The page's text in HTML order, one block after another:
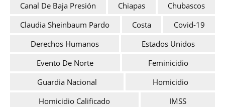
Canal De Baja Presión
Chiapas
Chubascos
Claudia Sheinbaum Pardo
Costa
Covid-19
Derechos Humanos
Estados Unidos
Evento De Norte
Feminicidio
Guardia Nacional
Homicidio
Homicidio Calificado
IMSS